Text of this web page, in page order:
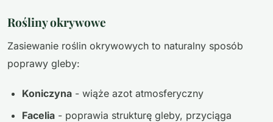
Rośliny okrywowe
Zasiewanie roślin okrywowych to naturalny sposób
poprawy gleby:
Koniczyna - wiąże azot atmosferyczny
Facelia - poprawia strukturę gleby, przyciąga